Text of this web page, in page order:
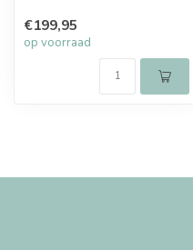
€199,95
op voorraad